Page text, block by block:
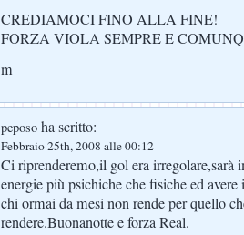
CREDIAMOCI FINO ALLA FINE!
FORZA VIOLA SEMPRE E
m
peposo ha scritto:
Febbraio 25th, 2008 alle 00:12
Ci riprenderemo,il gol era irregolare,sarà
energie più psichiche che fisiche ed
chi ormai da mesi non rende per quello
rendere.Buonanotte e forza Real.